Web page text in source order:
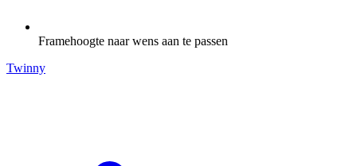
Framehoogte naar wens aan te passen
Twinny